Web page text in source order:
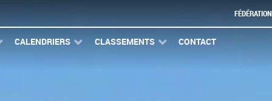
CALENDRIERS CLASSEMENTS CONTACT